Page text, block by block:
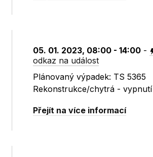
05. 01. 2023, 08:00 - 14:00 -
odkaz na událost
Plánovaný výpadek: TS 5365
Rekonstrukce/chytrá - vypnutí
Přejít na více informací